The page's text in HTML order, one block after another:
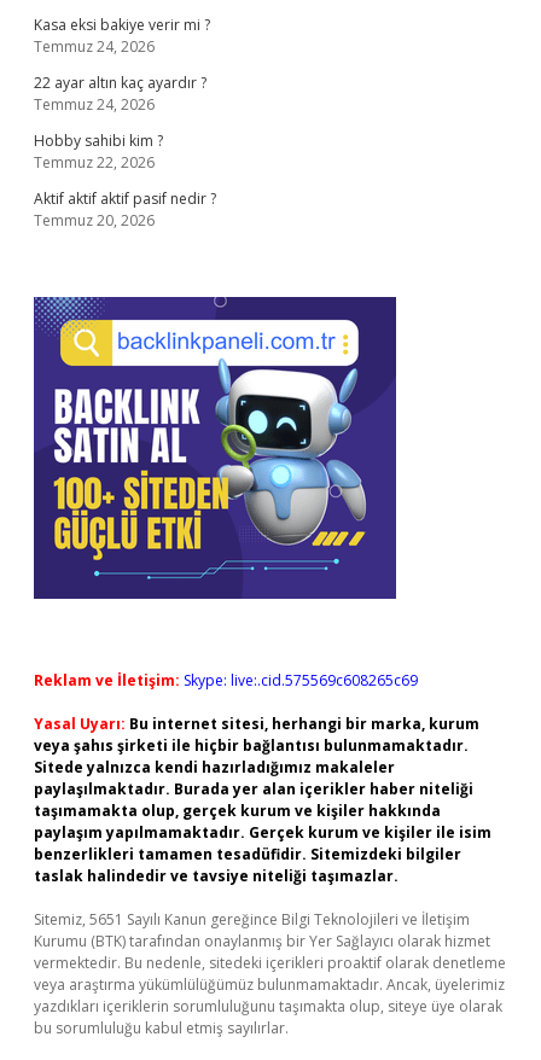
Kasa eksi bakiye verir mi ?
Temmuz 24, 2026
22 ayar altın kaç ayardır ?
Temmuz 24, 2026
Hobby sahibi kim ?
Temmuz 22, 2026
Aktif aktif aktif pasif nedir ?
Temmuz 20, 2026
Reklam ve İletişim: Skype: live:.cid.575569c608265c69
Yasal Uyarı: Bu internet sitesi, herhangi bir marka, kurum
veya şahıs şirketi ile hiçbir bağlantısı bulunmamaktadır.
Sitede yalnızca kendi hazırladığımız makaleler
paylaşılmaktadır. Burada yer alan içerikler haber niteliği
taşımamakta olup, gerçek kurum ve kişiler hakkında
paylaşım yapılmamaktadır. Gerçek kurum ve kişiler ile isim
benzerlikleri tamamen tesadüfidir. Sitemizdeki bilgiler
taslak halindedir ve tavsiye niteliği taşımazlar.
Sitemiz, 5651 Sayılı Kanun gereğince Bilgi Teknolojileri ve İletişim
Kurumu (BTK) tarafından onaylanmış bir Yer Sağlayıcı olarak hizmet
vermektedir. Bu nedenle, sitedeki içerikleri proaktif olarak denetleme
veya araştırma yükümlülüğümüz bulunmamaktadır. Ancak, üyelerimiz
yazdıkları içeriklerin sorumluluğunu taşımakta olup, siteye üye olarak
bu sorumluluğu kabul etmiş sayılırlar.